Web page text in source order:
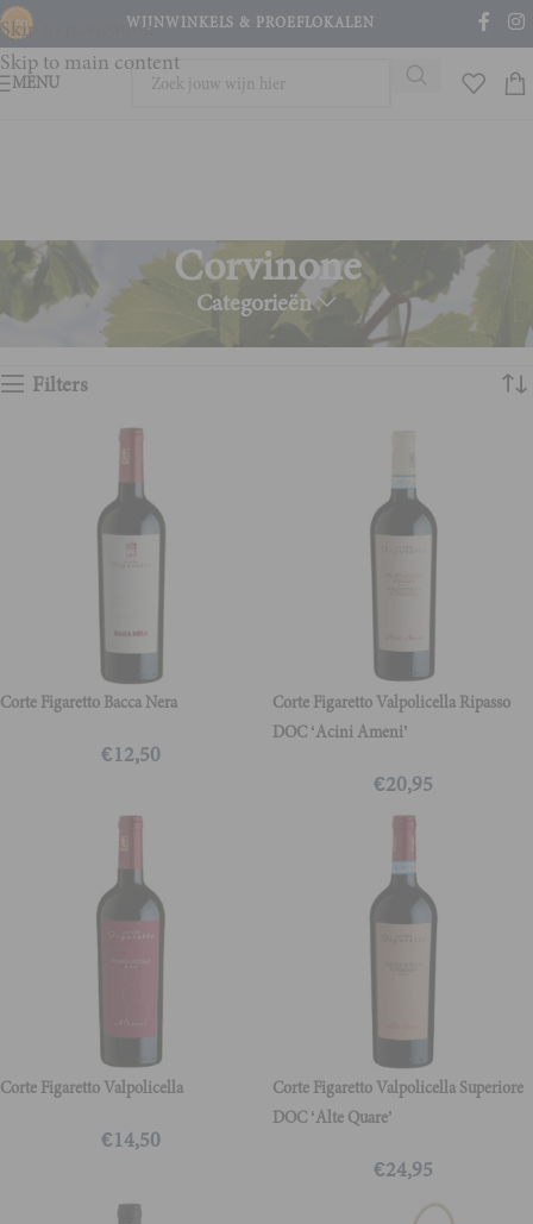
Skip to navigation
Skip to main content
WIJNWINKELS & PROEFLOKALEN
MENU
Corvinone
Categorieën
Home Product Druivenras Corvinone Toont alle 7 resultaten
Filters
Corte Figaretto Bacca Nera
€12,50
Corte Figaretto Valpolicella Ripasso
DOC ‘Acini Ameni’
€20,95
Corte Figaretto Valpolicella
€14,50
Corte Figaretto Valpolicella Superiore
DOC ‘Alte Quare’
€24,95